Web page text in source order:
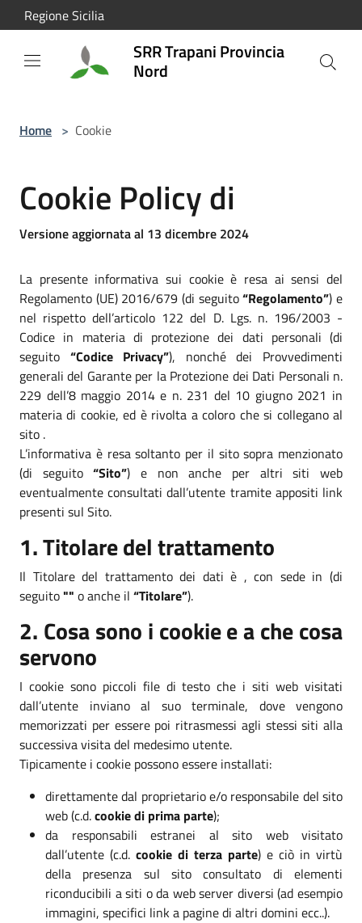
Salta al contenuto principale
Regione Sicilia
SRR Trapani Provincia
Nord
Home > Cookie
Cookie Policy di
Versione aggiornata al 13 dicembre 2024
La presente informativa sui cookie è resa ai sensi del
Regolamento (UE) 2016/679 (di seguito“Regolamento”) e
nel rispetto dell’articolo 122 del D. Lgs. n. 196/2003 -
Codice in materia di protezione dei dati personali (di
seguito “Codice Privacy”), nonché dei Provvedimenti
generali del Garante per la Protezione dei Dati Personali n.
229 dell’8 maggio 2014 e n. 231 del 10 giugno 2021 in
materia di cookie, ed è rivolta a coloro che si collegano al
sito .
L’informativa è resa soltanto per il sito sopra menzionato
(di seguito“Sito”) e non anche per altri siti web
eventualmente consultati dall’utente tramite appositi link
presenti sul Sito.
1. Titolare del trattamento
Il Titolare del trattamento dei dati è , con sede in (di
seguito"" o anche il “Titolare”).
2. Cosa sono i cookie e a che cosa
servono
I cookie sono piccoli file di testo che i siti web visitati
dall’utente inviano al suo terminale, dove vengono
memorizzati per essere poi ritrasmessi agli stessi siti alla
successiva visita del medesimo utente.
Tipicamente i cookie possono essere installati:
direttamente dal proprietario e/o responsabile del sito
web (c.d.cookie di prima parte);
da responsabili estranei al sito web visitato
dall’utente (c.d. cookie di terza parte) e ciò in virtù
della presenza sul sito consultato di elementi
riconducibili a siti o da web server diversi (ad esempio
immagini, specifici link a pagine di altri domini ecc..).